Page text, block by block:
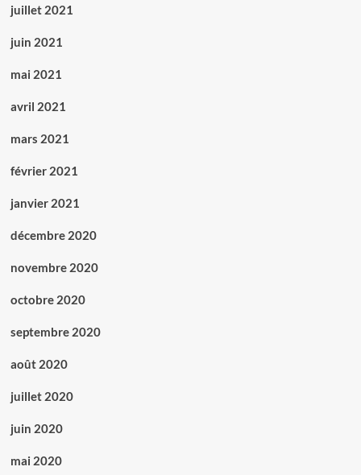
juillet 2021
juin 2021
mai 2021
avril 2021
mars 2021
février 2021
janvier 2021
décembre 2020
novembre 2020
octobre 2020
septembre 2020
août 2020
juillet 2020
juin 2020
mai 2020